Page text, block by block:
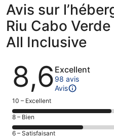
Avis sur
Riu Cabo
All Inclusive
Avis
8,6 Excellent
98 avis
Avis
Note
des
voyageurs
de 10
10 – Excellent
Note
des
8 – Bien
Note
6 – Satisfaisant